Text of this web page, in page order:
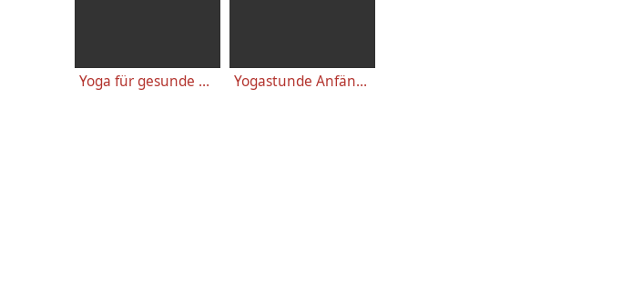
Yoga für gesunde Knie - Einfache wirkungsvolle Gelenkübungen Yogastunde Anfänger 46 Minuten